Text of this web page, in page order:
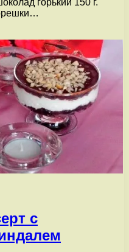
горький 150 г.
с